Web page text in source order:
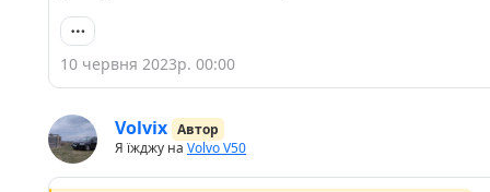
10 червня 2023р. 00:00
Volvix Автор
Я їжджу на Volvo V50